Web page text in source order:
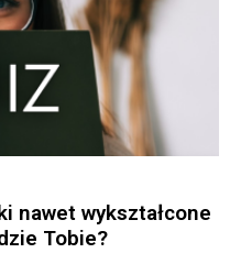
nawet wykształcone
Tobie?